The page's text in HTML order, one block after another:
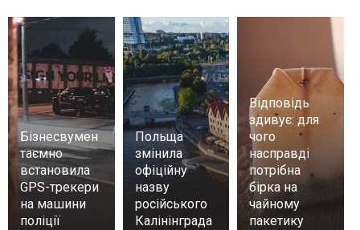
Бізнесвумен
таємно
встановила
GPS-трекери
на машини
поліції
Польща
змінила
офіційну
назву
російського
Калінінграда
Відповідь
здивує: для
чого
насправді
потрібна
бірка на
чайному
пакетику